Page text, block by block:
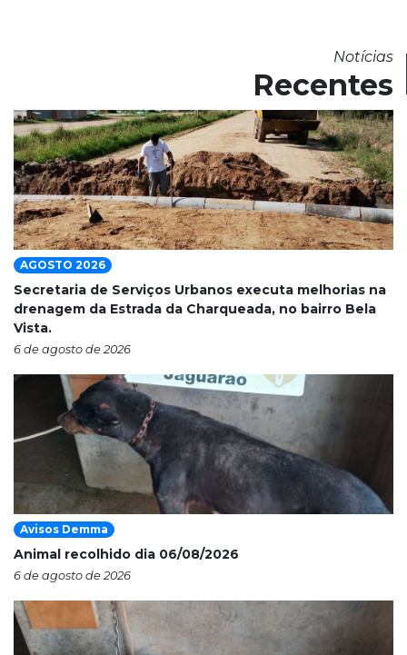
Notícias
Recentes
AGOSTO 2026
Secretaria de Serviços Urbanos executa melhorias na
drenagem da Estrada da Charqueada, no bairro Bela
Vista.
6 de agosto de 2026
Avisos Demma
Animal recolhido dia 06/08/2026
6 de agosto de 2026